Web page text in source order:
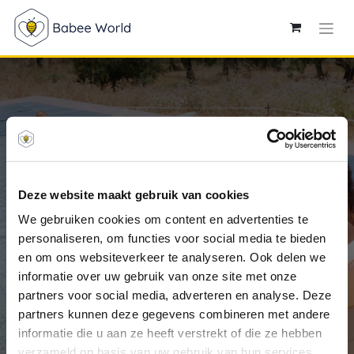
Deze website maakt gebruik van cookies
We gebruiken cookies om content en advertenties te
personaliseren, om functies voor social media te bieden
en om ons websiteverkeer te analyseren. Ook delen we
informatie over uw gebruik van onze site met onze
partners voor social media, adverteren en analyse. Deze
partners kunnen deze gegevens combineren met andere
informatie die u aan ze heeft verstrekt of die ze hebben
Veilig van de zon
genieten deze zomer